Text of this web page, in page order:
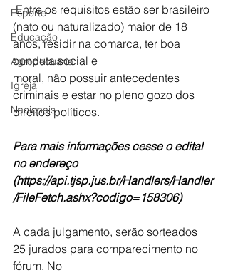
Esporte
Educação
Agropecuária
Igreja
Nacionais
Entre os requisitos estão ser brasileiro
(nato ou naturalizado) maior de 18
anos, residir na comarca, ter boa
conduta social e
moral, não possuir antecedentes
criminais e estar no pleno gozo dos
direitos políticos.
Para mais informações cesse o edital
no endereço
(https://api.tjsp.jus.br/Handlers/Handler
/FileFetch.ashx?codigo=158306)
A cada julgamento, serão sorteados
25 jurados para comparecimento no
fórum. No